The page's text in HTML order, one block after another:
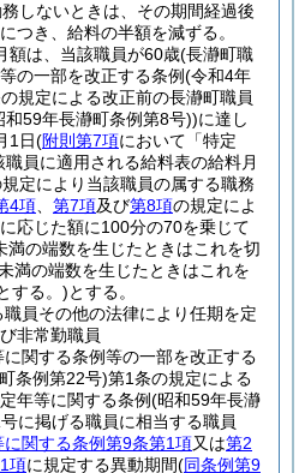
しないときは、その期間経過後
つき、給料の半額を減ずる。
額は、当該職員が60歳(長瀞町職
の一部を改正する条例(令和4年
規定による改正前の長瀞町職員
和59年長瀞町条例第8号))に達し
1日(附則第7項において「特定
職員に適用される給料表の給料月
定により当該職員の属する職務
4項 第7項及び第8項の規定によ
応じた額に100分の70を乗じて
満の端数を生じたときはこれを切
満の端数を生じたときはこれを
する。)とする。
員その他の法律により任期を定
非常勤職員
関する条例等の一部を改正する
条例第22号)第1条の規定による
年等に関する条例(昭和59年長瀞
に掲げる職員に相当する職員
関する条例第9条第1項又は第2
項に規定する異動期間(同条例第9